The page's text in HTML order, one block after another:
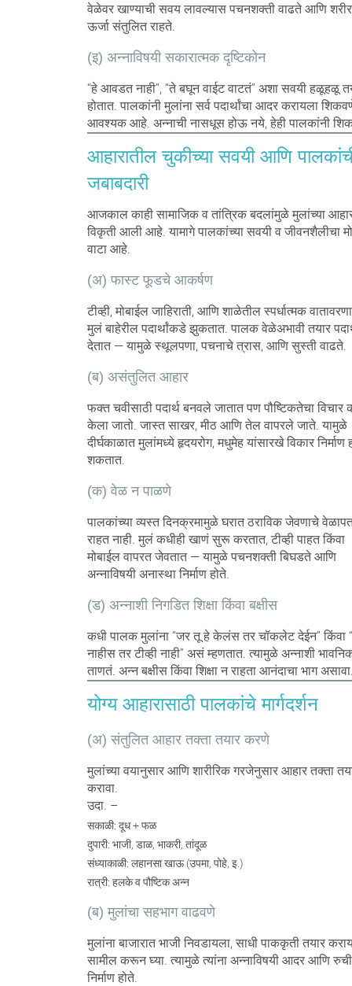
वेळेवर खाण्याची सवय लावल्यास पचनशक्ती वाढते आणि
ऊर्जा संतुलित राहते.
(इ) अन्नाविषयी सकारात्मक दृष्टिकोन
“हे आवडत नाही”, “ते बघून वाईट वाटतं” अशा सवयी हळूहळू
होतात. पालकांनी मुलांना सर्व पदार्थांचा आदर करायला
आवश्यक आहे. अन्नाची नासधूस होऊ नये, हेही पालकांनी
आहारातील चुकीच्या सवयी आणि
जबाबदारी
आजकाल काही सामाजिक व तांत्रिक बदलांमुळे मुलांच्या
विकृती आली आहे. यामागे पालकांच्या सवयी व जीवनशैलीचा
वाटा आहे.
(अ) फास्ट फूडचे आकर्षण
टीव्ही, मोबाईल जाहिराती, आणि शाळेतील स्पर्धात्मक
मुलं बाहेरील पदार्थांकडे झुकतात. पालक वेळेअभावी तयार
देतात — यामुळे स्थूलपणा, पचनाचे त्रास, आणि सुस्ती वाढते.
(ब) असंतुलित आहार
फक्त चवीसाठी पदार्थ बनवले जातात पण पौष्टिकतेचा विचार
केला जातो. जास्त साखर, मीठ आणि तेल वापरले जाते. यामुळे
दीर्घकाळात मुलांमध्ये हृदयरोग, मधुमेह यांसारखे विकार निर्माण
शकतात.
(क) वेळ न पाळणे
पालकांच्या व्यस्त दिनक्रमामुळे घरात ठराविक जेवणाचे
राहत नाही. मुलं कधीही खाणं सुरू करतात, टीव्ही पाहत किंवा
मोबाईल वापरत जेवतात — यामुळे पचनशक्ती बिघडते आणि
अन्नाविषयी अनास्था निर्माण होते.
(ड) अन्नाशी निगडित शिक्षा किंवा बक्षीस
कधी पालक मुलांना “जर तू हे केलंस तर चॉकलेट देईन” किंवा
नाहीस तर टीव्ही नाही” असं म्हणतात. त्यामुळे अन्नाशी
ताणतं. अन्न बक्षीस किंवा शिक्षा न राहता आनंदाचा भाग असावा.
योग्य आहारासाठी पालकांचे मार्गदर्शन
(अ) संतुलित आहार तक्ता तयार करणे
मुलांच्या वयानुसार आणि शारीरिक गरजेनुसार आहार तक्ता
करावा.
उदा. –
सकाळी: दूध + फळ
दुपारी: भाजी, डाळ, भाकरी, तांदूळ
संध्याकाळी: लहानसा खाऊ (उपमा, पोहे, इ.)
रात्री: हलके व पौष्टिक अन्न
(ब) मुलांचा सहभाग वाढवणे
मुलांना बाजारात भाजी निवडायला, साधी पाककृती तयार
सामील करून घ्या. त्यामुळे त्यांना अन्नाविषयी आदर आणि रुची
निर्माण होते.